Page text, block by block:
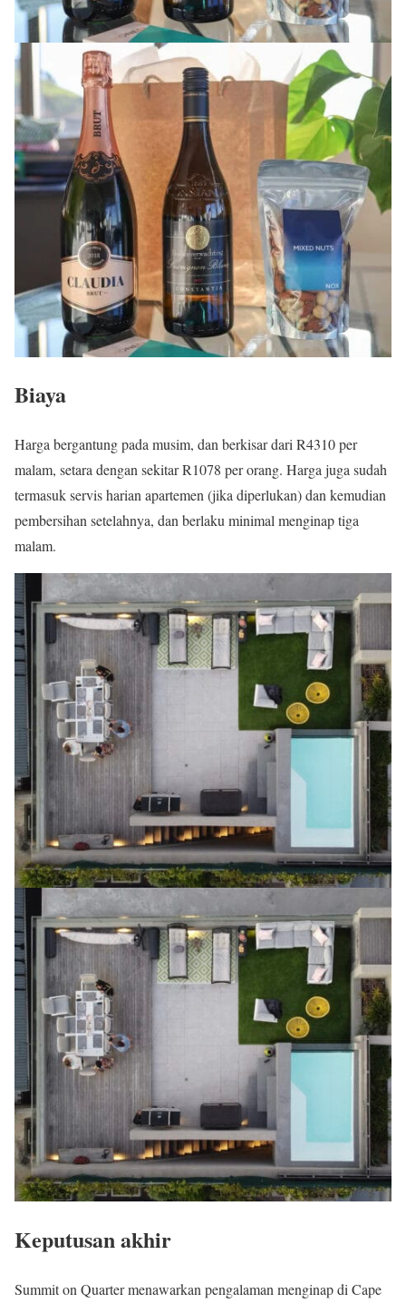
Biaya
Harga bergantung pada musim, dan berkisar dari R4310 per
malam, setara dengan sekitar R1078 per orang. Harga juga sudah
termasuk servis harian apartemen (jika diperlukan) dan kemudian
pembersihan setelahnya, dan berlaku minimal menginap tiga
malam.
Keputusan akhir
Summit on Quarter menawarkan pengalaman menginap di Cape